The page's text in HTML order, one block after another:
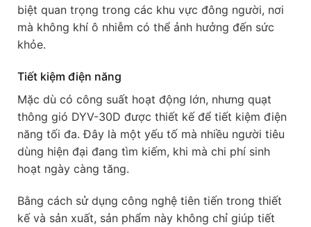
biệt quan trọng trong các khu vực đông người, nơi
mà không khí ô nhiễm có thể ảnh hưởng đến sức
khỏe.
Tiết kiệm điện năng
Mặc dù có công suất hoạt động lớn, nhưng quạt
thông gió DYV-30D được thiết kế để tiết kiệm điện
năng tối đa. Đây là một yếu tố mà nhiều người tiêu
dùng hiện đại đang tìm kiếm, khi mà chi phí sinh
hoạt ngày càng tăng.
Bằng cách sử dụng công nghệ tiên tiến trong thiết
kế và sản xuất, sản phẩm này không chỉ giúp tiết